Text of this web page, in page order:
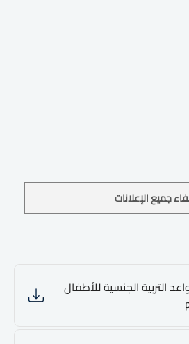
جميع الإعلانات
التربية الجنسية للأطفال